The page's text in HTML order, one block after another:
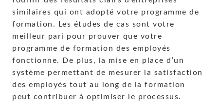
similaires qui ont adopté votre programme de
formation. Les études de cas sont votre
meilleur pari pour prouver que votre
programme de formation des employés
fonctionne. De plus, la mise en place d’un
système permettant de mesurer la satisfaction
des employés tout au long de la formation
peut contribuer à optimiser le processus.